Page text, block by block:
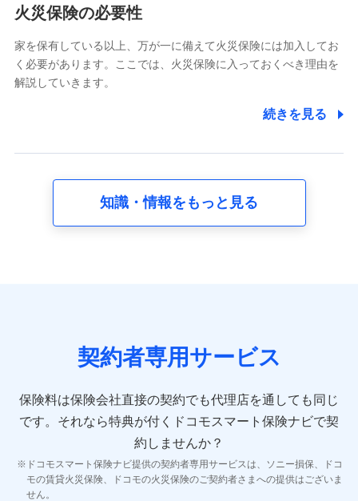
電話対応の品質向上およびお問合せ内容の正確な把握のため
6.採用応募者の個人情報
採用選考および入社手続を実施するため
8.取引先個人情報
取引先としての選定業務、営業情報の提供業務、契約締結手
10.受託業務の 個人情報
11.マイカー通勤管理クラウド並びに法人向けASPサー
ビスに関してのお問い合わせ情報
各種お問い合わせに対応するため
当社のサービスに関する情報提供や、皆様に有用なお知らせ
をお送りするため
火災保険の必要性
家を保有している以上、万が一に備えて火災保険には加入してお
く必要があります。ここでは、火災保険に入っておくべき理由を
解説していきます。
続きを見る
知識・情報をもっと見る
契約者専用サービス
保険料は保険会社直接の契約でも代理店を通しても同じ
です。 それなら特典が付くドコモスマート保険ナビで契
約しませんか？
ドコモスマート保険ナビ提供の契約者専用サービスは、ソニー損保、ドコ
モの賃貸火災保険、ドコモの火災保険のご契約者さまへの提供はございま
せん。